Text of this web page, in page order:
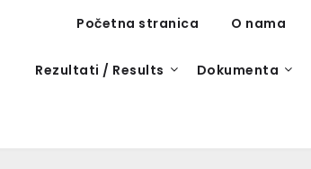
Početna stranica O nama
Rezultati / Results Dokumenta